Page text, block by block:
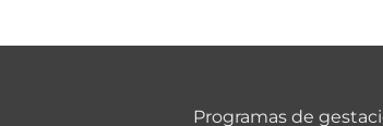
Programas de